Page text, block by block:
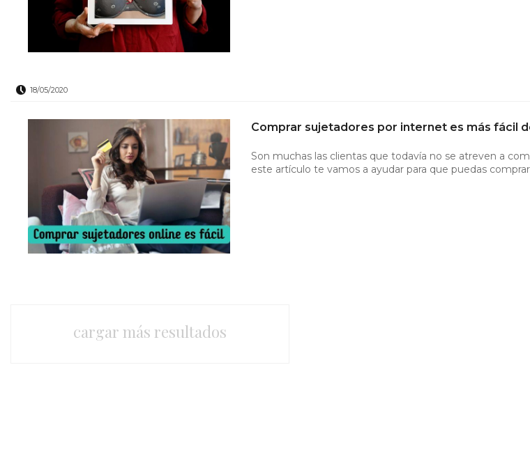
18/05/2020
Comprar sujetadores por internet es más fácil
Son muchas las clientas que todavía no se atreven a
este artículo te vamos a ayudar para que puedas
cargar más resultados